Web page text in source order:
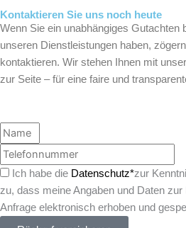
Kontaktieren Sie uns noch heute
Wenn Sie ein unabhängiges Gutachten
unseren Dienstleistungen haben,
kontaktieren. Wir stehen Ihnen mit
zur Seite – für eine faire und
Name
Telefonnummer
Ich habe die Datenschutz*zur
zu, dass meine Angaben und Daten
Anfrage elektronisch erhoben und